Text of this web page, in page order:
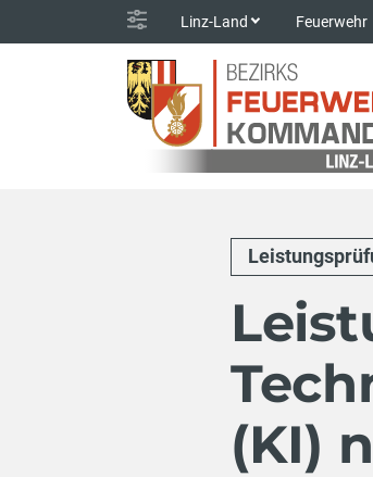
Linz-Land Feuerwehr
(KI)